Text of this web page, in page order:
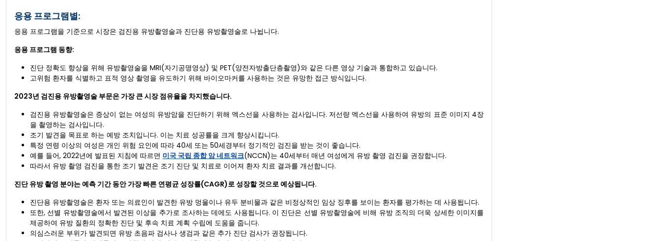
응용 프로그램별:
응용 프로그램을 기준으로 시장은 검진용 유방촬영술과 진단용 유방촬영술로 나뉩니다.
응용 프로그램 동향:
진단 정확도 향상을 위해 유방촬영술을 MRI(자기공명영상) 및 PET(양전자방출단층촬영)와 같은 다른 영상 기술과 통합하고 있습니다.
고위험 환자를 식별하고 표적 영상 촬영을 유도하기 위해 바이오마커를 사용하는 것은 유망한 접근 방식입니다.
2023년 검진용 유방촬영술 부문은 가장 큰 시장 점유율을 차지했습니다.
검진용 유방촬영술은 증상이 없는 여성의 유방암을 진단하기 위해 엑스선을 사용하는 검사입니다. 저선량 엑스선을 사용하여 유방의 표준 이미지 4장
을 촬영하는 검사입니다.
조기 발견을 목표로 하는 예방 조치입니다. 이는 치료 성공률을 크게 향상시킵니다.
특정 연령 이상의 여성은 개인 위험 요인에 따라 40세 또는 50세경부터 정기적인 검진을 받는 것이 좋습니다.
예를 들어, 2022년에 발표된 지침에 따르면 미국 국립 종합 암 네트워크(NCCN)는 40세부터 매년 여성에게 유방 촬영 검진을 권장합니다.
따라서 유방 촬영 검진을 통한 조기 발견은 조기 진단 및 치료로 이어져 환자 치료 결과를 개선합니다.
진단 유방 촬영 분야는 예측 기간 동안 가장 빠른 연평균 성장률(CAGR)로 성장할 것으로 예상됩니다.
진단용 유방촬영술은 환자 또는 의료인이 발견한 유방 멍울이나 유두 분비물과 같은 비정상적인 임상 징후를 보이는 환자를 평가하는 데 사용됩니다.
또한, 선별 유방촬영술에서 발견된 이상을 추가로 조사하는 데에도 사용됩니다. 이 진단은 선별 유방촬영술에 비해 유방 조직의 더욱 상세한 이미지를
제공하여 유방 질환의 정확한 진단 및 후속 치료 계획 수립에 도움을 줍니다.
의심스러운 부위가 발견되면 유방 초음파 검사나 생검과 같은 추가 진단 검사가 권장됩니다.